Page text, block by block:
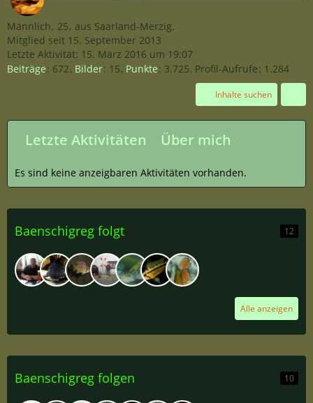
Männlich 25 aus Saarland-Merzig
Mitglied seit 15. September 2013
Letzte Aktivität: 15. März 2016 um 19:07
Beiträge 672 Bilder 15 Punkte 3.725 Profil-Aufrufe 1.284
Inhalte suchen
Letzte Aktivitäten Über mich
Es sind keine anzeigbaren Aktivitäten vorhanden.
Baenschigreg folgt 12
Alle anzeigen
Baenschigreg folgen 10